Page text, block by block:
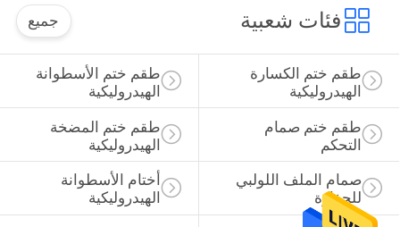
فئات شعبية جميع
طقم ختم الأسطوانة
الهيدروليكية
طقم ختم الكسارة
الهيدروليكية
طقم ختم المضخة
الهيدروليكية
طقم ختم صمام
التحكم
أختام الأسطوانة
الهيدروليكية
صمام الملف اللولبي
للحفارة